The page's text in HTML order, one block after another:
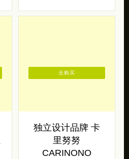
独立设计品牌 卡
里努努
CARINONO
去购买